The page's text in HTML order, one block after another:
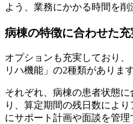
よう、業務にかかる時間を削
病棟の特徴に合わせた
オプションも充実しており
リハ機能」の2種類があります
それぞれ、病棟の患者状態
り、算定期間の残日数によ
にサポート計画や面談を管